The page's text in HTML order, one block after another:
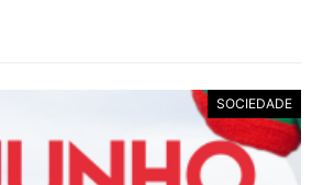
SOCIEDADE